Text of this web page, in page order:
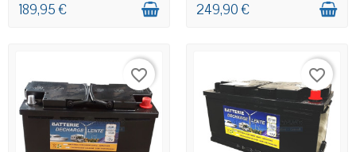
189,95 € 249,90 €
favorite_border favorite_border